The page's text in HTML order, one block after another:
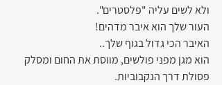
ולא לשים עליה "פלסטרים".
העור שלך הוא איבר מדהים!
האיבר הכי גדול בגוף שלך..
הוא מגן מפני פולשים, מווסת את החום ומסלק
פסולת דרך הנקבוביות.